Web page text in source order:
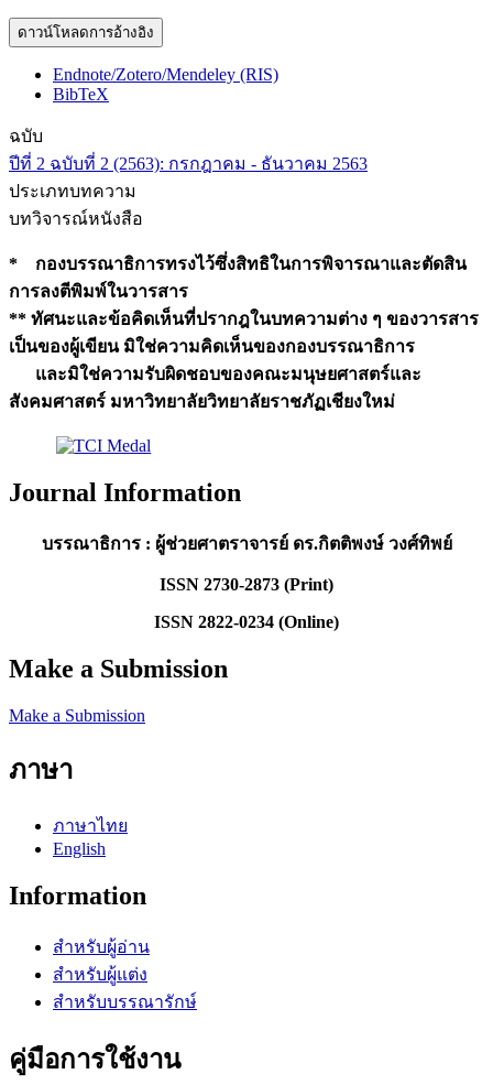
ดาวน์โหลดการอ้างอิง
Endnote/Zotero/Mendeley (RIS)
BibTeX
ฉบับ
ปีที่ 2 ฉบับที่ 2 (2563): กรกฎาคม - ธันวาคม 2563
ประเภทบทความ
บทวิจารณ์หนังสือ
* กองบรรณาธิการทรงไว้ซึ่งสิทธิในการพิจารณาและตัดสิน
การลงตีพิมพ์ในวารสาร
** ทัศนะและข้อคิดเห็นที่ปรากฎในบทความต่าง ๆ ของวารสาร
เป็นของผู้เขียน มิใช่ความคิดเห็นของกองบรรณาธิการ
และมิใช่ความรับผิดชอบของคณะมนุษยศาสตร์และ
สังคมศาสตร์ มหาวิทยาลัยวิทยาลัยราชภัฏเชียงใหม่
Journal Information
บรรณาธิการ : ผู้ช่วยศาตราจารย์ ดร.กิตติพงษ์ วงศ์ทิพย์
ISSN 2730-2873 (Print)
ISSN 2822-0234 (Online)
Make a Submission
Make a Submission
ภาษา
ภาษาไทย
English
Information
สำหรับผู้อ่าน
สำหรับผู้แต่ง
สำหรับบรรณารักษ์
คู่มือการใช้งาน